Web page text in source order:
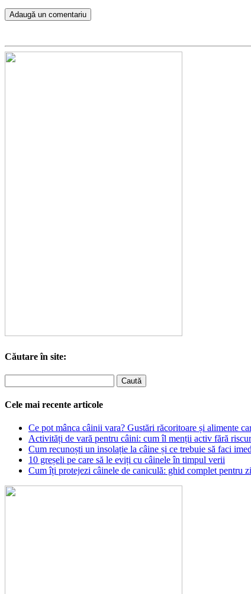
Căutare în site:
Cele mai recente articole
Ce pot mânca câinii vara? Gustări răcoritoare și alimente
Activități de vară pentru câini: cum îl menții activ fără
Cum recunoști un insolație la câine și ce trebuie să faci
10 greșeli pe care să le eviți cu câinele în timpul verii
Cum îți protejezi câinele de caniculă: ghid complet pentru